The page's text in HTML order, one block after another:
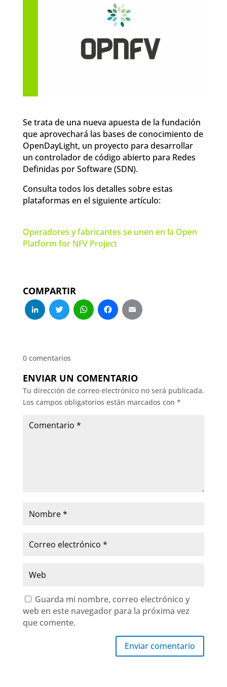
Se trata de una nueva apuesta de la fundación
que aprovechará las bases de conocimiento de
OpenDayLight, un proyecto para desarrollar
un controlador de código abierto para Redes
Definidas por Software (SDN).
Consulta todos los detalles sobre estas
plataformas en el siguiente artículo:
Operadores y fabricantes se unen en la Open
Platform for NFV Project
COMPARTIR
LinkedIn
Twitter
WhatsApp
Facebook
0 comentarios
ENVIAR UN COMENTARIO
Tu dirección de correo electrónico no será publicada.
Los campos obligatorios están marcados con *
Guarda mi nombre, correo electrónico y
web en este navegador para la próxima vez
que comente.
Enviar comentario